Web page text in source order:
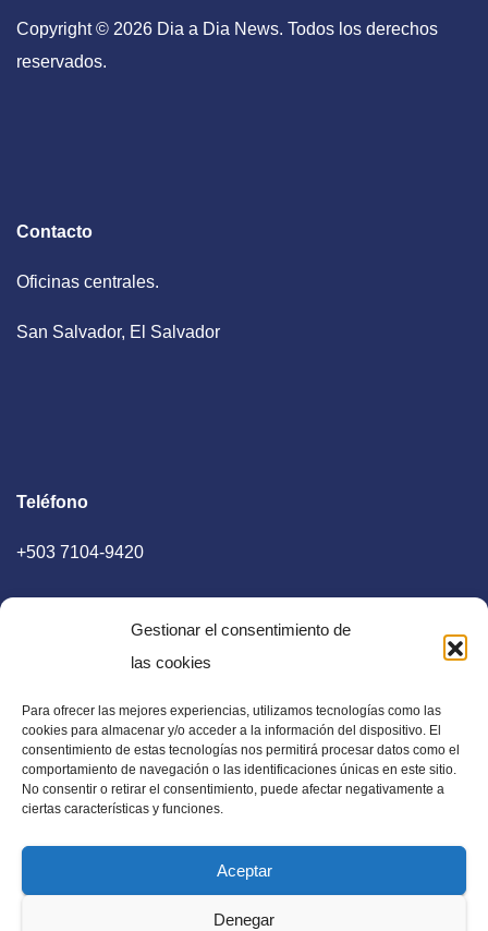
Gestionar el consentimiento de
las cookies
Para ofrecer las mejores experiencias, utilizamos tecnologías como las
cookies para almacenar y/o acceder a la información del dispositivo. El
consentimiento de estas tecnologías nos permitirá procesar datos como el
comportamiento de navegación o las identificaciones únicas en este sitio.
No consentir o retirar el consentimiento, puede afectar negativamente a
ciertas características y funciones.
Aceptar
Denegar
Copyright © 2026 Dia a Dia News. Todos los derechos
reservados.
Contacto
Oficinas centrales.
San Salvador, El Salvador
Teléfono
+503 7104-9420
E-mail
diaadia.redaccion@gmail.com